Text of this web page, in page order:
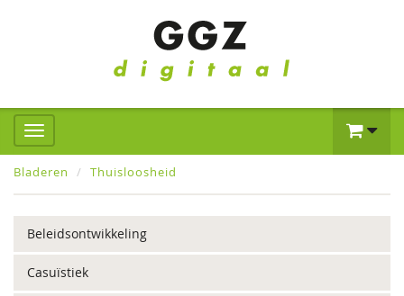
Bladeren Thuisloosheid
Beleidsontwikkeling
Casuïstiek